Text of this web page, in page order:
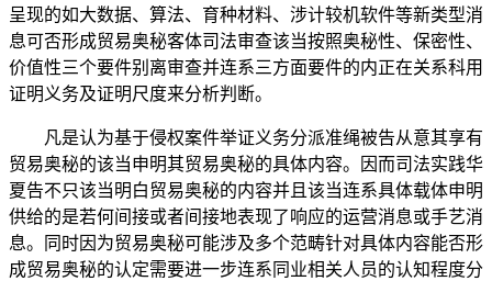
呈现的如大数据、算法、育种材料、涉计较机软件等新类型消
息可否形成贸易奥秘客体司法审查该当按照奥秘性、保密性、
价值性三个要件别离审查并连系三方面要件的内正在关系科用
证明义务及证明尺度来分析判断。
凡是认为基于侵权案件举证义务分派准绳被告从意其享有
贸易奥秘的该当申明其贸易奥秘的具体内容。因而司法实践华
夏告不只该当明白贸易奥秘的内容并且该当连系具体载体申明
供给的是若何间接或者间接地表现了响应的运营消息或手艺消
息。同时因为贸易奥秘可能涉及多个范畴针对具体内容能否形
成贸易奥秘的认定需要进一步连系同业相关人员的认知程度分